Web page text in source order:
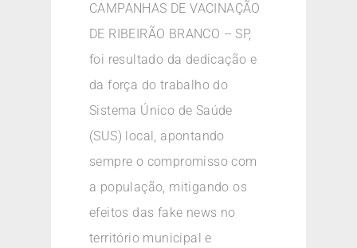
CAMPANHAS DE VACINAÇÃO
DE RIBEIRÃO BRANCO – SP,
foi resultado da dedicação e
da força do trabalho do
Sistema Único de Saúde
(SUS) local, apontando
sempre o compromisso com
a população, mitigando os
efeitos das fake news no
território municipal e